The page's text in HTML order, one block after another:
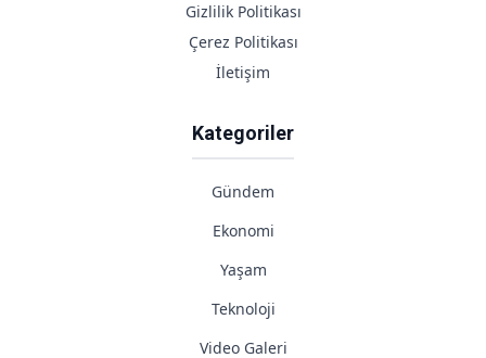
Gizlilik Politikası
Çerez Politikası
İletişim
Kategoriler
Gündem
Ekonomi
Yaşam
Teknoloji
Video Galeri